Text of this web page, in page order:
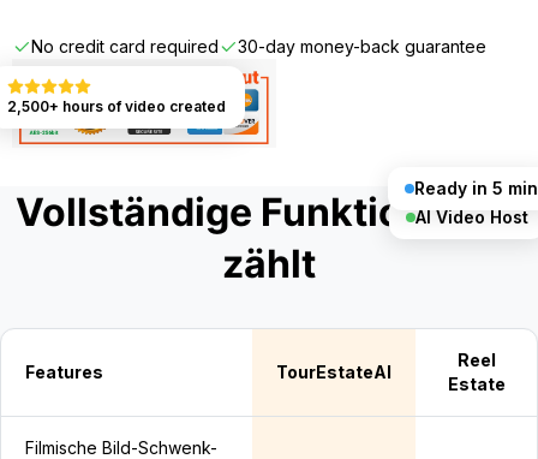
No credit card required 30-day money-back guarantee
AI Video Host
Ready in 5 min
2,500+ hours of video created
Vollständige Funktionalität
zählt
Features TourEstateAI
Reel
Estate
Filmische Bild-Schwenk-